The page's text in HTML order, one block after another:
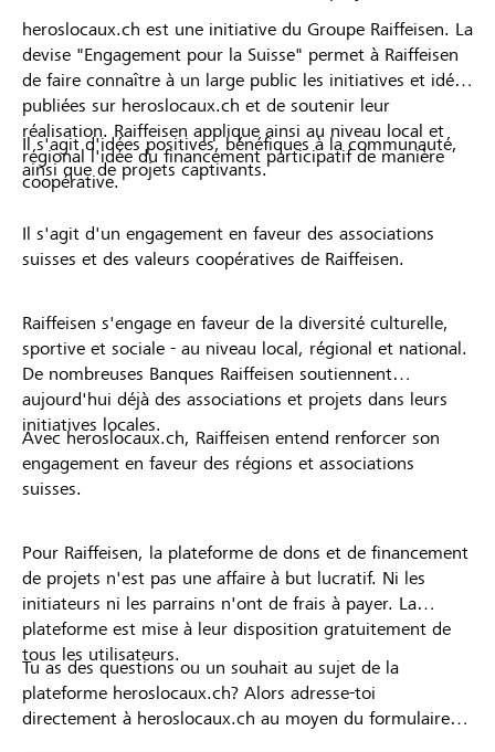
heroslocaux.ch est une initiative du Groupe Raiffeisen. La
devise "Engagement pour la Suisse" permet à Raiffeisen
de faire connaître à un large public les initiatives et idées
publiées sur heroslocaux.ch et de soutenir leur
réalisation. Raiffeisen applique ainsi au niveau local et
régional l'idée du financement participatif de manière
coopérative.
Il s'agit d'idées positives, bénéfiques à la communauté,
ainsi que de projets captivants.
Il s'agit d'un engagement en faveur des associations
suisses et des valeurs coopératives de Raiffeisen.
Raiffeisen s'engage en faveur de la diversité culturelle,
sportive et sociale - au niveau local, régional et national.
De nombreuses Banques Raiffeisen soutiennent
aujourd'hui déjà des associations et projets dans leurs
initiatives locales.
Avec heroslocaux.ch, Raiffeisen entend renforcer son
engagement en faveur des régions et associations
suisses.
Pour Raiffeisen, la plateforme de dons et de financement
de projets n'est pas une affaire à but lucratif. Ni les
initiateurs ni les parrains n'ont de frais à payer. La
plateforme est mise à leur disposition gratuitement de
tous les utilisateurs.
Tu as des questions ou un souhait au sujet de la
plateforme heroslocaux.ch? Alors adresse-toi
directement à heroslocaux.ch au moyen du formulaire